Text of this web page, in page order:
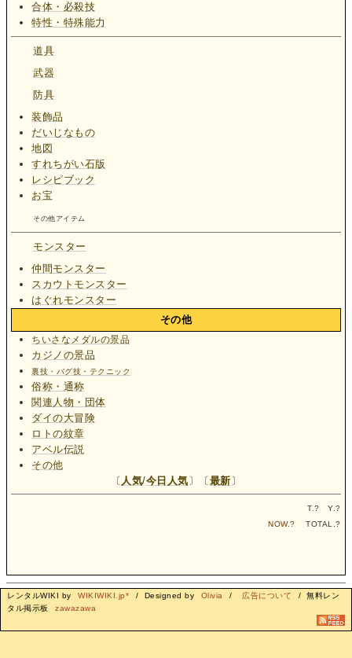
合体・必殺技
特性・特殊能力
道具
武器
防具
装飾品
だいじなもの
地図
すれちがい石版
レシピブック
お宝
その他アイテム
モンスター
仲間モンスター
スカウトモンスター
はぐれモンスター
その他
ちいさなメダルの景品
カジノの景品
裏技・バグ技・テクニック
俗称・通称
関連人物・団体
ダイの大冒険
ロトの紋章
アベル伝説
その他
〔 人気/今日人気 〕〔 最新 〕
T.? Y.?
NOW.? TOTAL.?
レンタルWIKI by WIKIWIKI.jp* / Designed by Olivia / 広告について
/ 無料レン
タル掲示板
zawazawa